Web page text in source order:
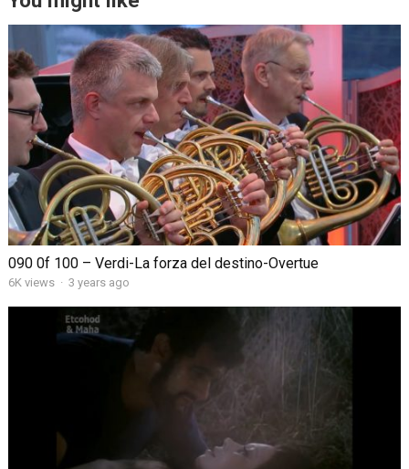
090 0f 100 – Verdi-La forza del destino-Overtue
6K views · 3 years ago